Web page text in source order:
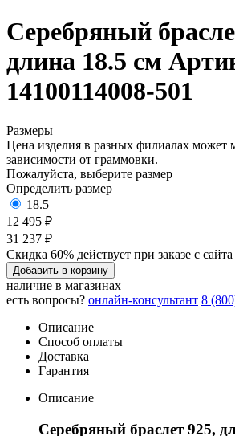
Серебряный
длина 18.5 см
14100114008-501
Размеры
Цена изделия в разных филиалах может
зависимости от граммовки.
Пожалуйста, выберите размер
Определить размер
18.5
12 495 ₽
31 237 ₽
Скидка 60% действует при заказе с сайта
Добавить в корзину
наличие в магазинах
есть вопросы? онлайн-консультант 8
Описание
Способ оплаты
Доставка
Гарантия
Описание
Серебряный браслет 925,